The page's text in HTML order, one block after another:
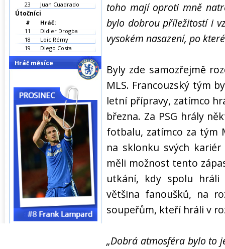
toho mají oproti mně
bylo dobrou příležitostí i
vysokém nasazení, po
Byly zde samozřejmě
MLS. Francouzský tým
letní přípravy, zatímco
března. Za PSG hrály
fotbalu, zatímco za tým
na sklonku svých
měli možnost tento
utkání, kdy spolu hráli
většina fanoušků, na
soupeřům, kteří hráli v
„Dobrá atmosféra bylo to
23
Juan Cuadrado
Útočníci
#
Hráč:
11
Didier Drogba
18
Loic Rémy
19
Diego Costa
Hráč měsíce